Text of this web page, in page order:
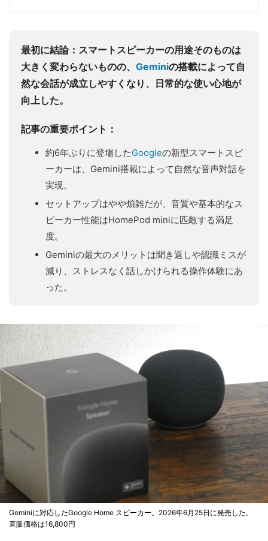
最初に結論：スマートスピーカーの用途そのものは
大きく変わらないものの、 Geminiの搭載によって自
然な会話が成立しやすくなり、日常的な使い心地が
向上した。
記事の重要ポイント：
約6年ぶりに登場したGoogleの新型スマートスピ
ーカーは、Gemini搭載によって自然な音声対話を
実現。
セットアップはやや煩雑だが、音質や基本的なス
ピーカー性能はHomePod miniに匹敵する満足
度。
Geminiの最大のメリットは聞き返しや認識ミスが
減り、ストレスなく話しかけられる操作体験にあ
った。
Geminiに対応したGoogle Home スピーカー。2026年6月25日に発売した。
直販価格は16,800円